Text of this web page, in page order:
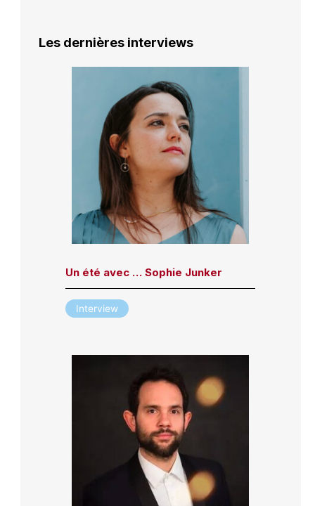
Les dernières interviews
Un été avec … Sophie Junker
Interview